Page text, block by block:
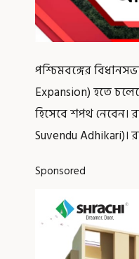
পশ্চিমবঙ্গের
Expansion) হতে
হিসেবে শপথ নেবেন।
Suvendu Adhikari)।
Sponsored